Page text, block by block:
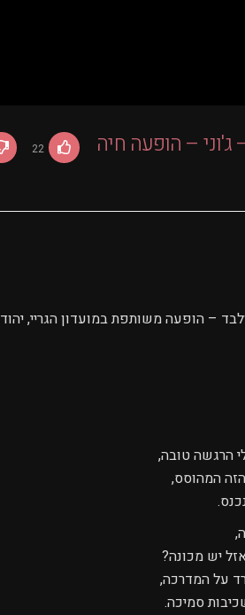
– הופעה חיה 22
הופעה משותפת במועדון הגריי, יהוד 5.7.18
הרגשה טובה,
המהוסס,
יש מכונה?
על המדרכה,
סמיכה.